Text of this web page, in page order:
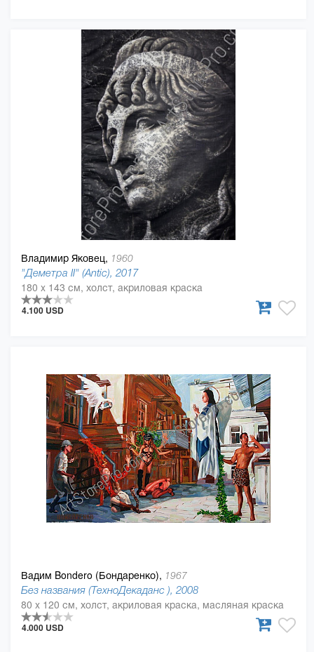
Владимир Яковец, 1960
"Деметра II" (Antic), 2017
180 x 143 см, холст, акриловая краска
4.100 USD
Вадим Bondero (Бондаренко), 1967
Без названия (ТехноДекаданс ), 2008
80 x 120 см, холст, акриловая краска, масляная краска
4.000 USD